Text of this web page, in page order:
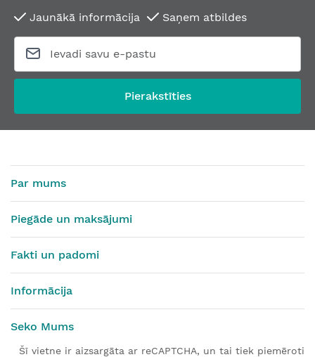
Jaunākā informācija Saņem atbildes
Pierakstīties
Par mums
Piegāde un maksājumi
Fakti un padomi
Informācija
Seko Mums
Šī vietne ir aizsargāta ar reCAPTCHA, un tai tiek piemēroti